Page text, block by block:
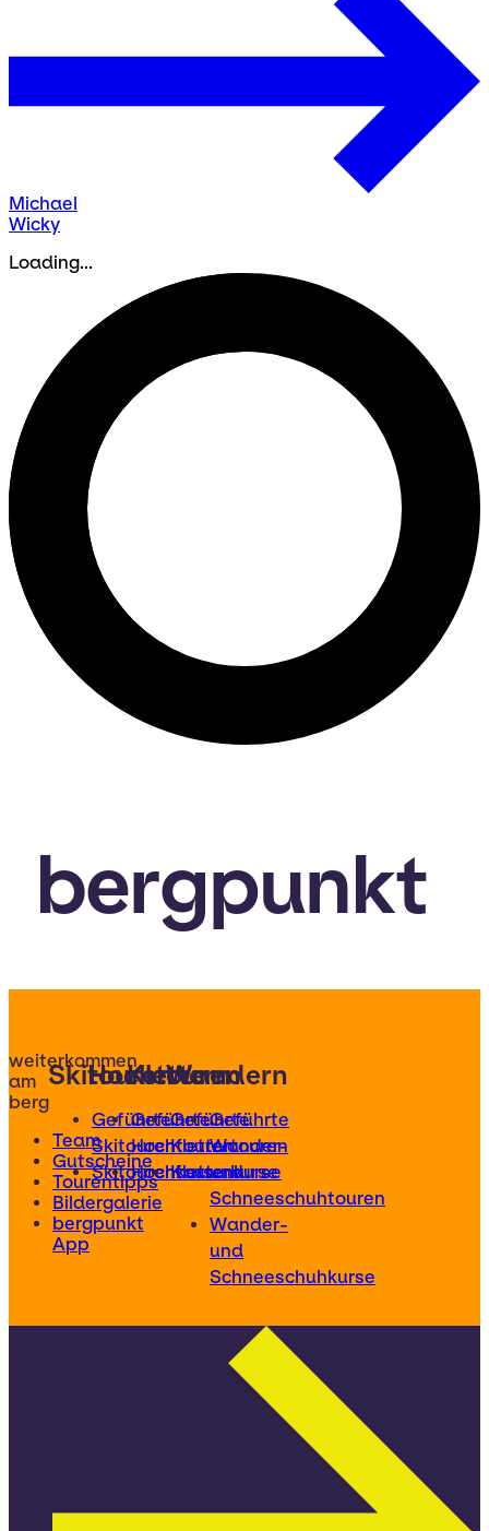
Michael
Wicky
Loading...
bergpunkt
weiterkommen
am
berg
Team
Gutscheine
Tourentipps
Bildergalerie
bergpunkt
App
Skitouren
Geführte
Skitouren
Skitourenkurse
Hochtouren
Geführte
Hochtouren
Hochtourenkurse
Klettern
Geführte
Klettertouren
Kletterkurse
Wandern
Geführte
Wander-
und
Schneeschuhtouren
Wander-
und
Schneeschuhkurse